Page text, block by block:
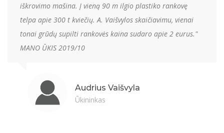
Audrius Vaišvyla
Ūkininkas
iškrovimo mašina. Į vieną 90 m ilgio plastiko rankovę
telpa apie 300 t kviečių. A. Vaišvylos skaičiavimu, vienai
tonai grūdų supilti rankovės kaina sudaro apie 2 eurus."
MANO ŪKIS 2019/10